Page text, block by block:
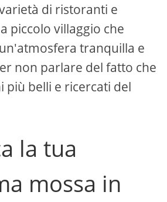
di ristoranti e
piccolo villaggio che
tranquilla e
non parlare del fatto che
più belli e ricercati del
la tua
mossa in